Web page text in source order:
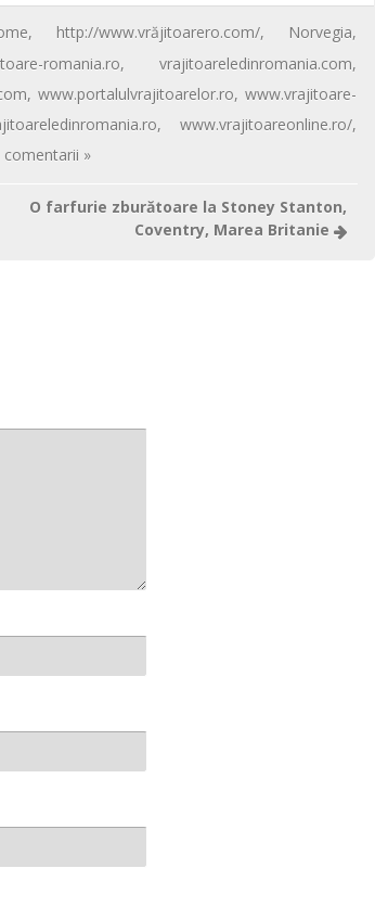
, http://www.vrăjitoarero.com/, Norvegia,
romania.ro,vrajitoareledinromania.com,
, www.portalulvrajitoarelor.ro,www.vrajitoare-
,www.vrajitoareonline.ro/,
comentarii »
O farfurie zburătoare la Stoney Stanton,
Coventry, Marea Britanie